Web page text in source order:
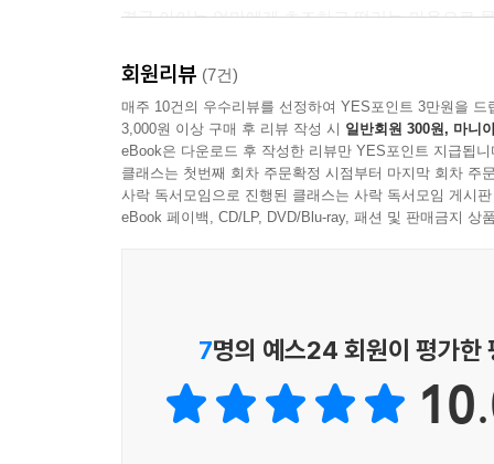
결국 아이는 엄마에게 초조하고 떨리는 마음으로
아이의 마음에는 ‘착한 아이’라는 말에 흔들리지
깨달았으니까요. 착한 아이가 되어야 한다는 걱정
회원리뷰 (7건)
매주 10건의 우수리뷰를 선정하여 YES포인트 3만원을 드
3,000원 이상 구매 후 리뷰 작성 시 일반회원 300원, 마니
eBook은 다운로드 후 작성한 리뷰만 YES포인트 지급됩니
클래스는 첫번째 회차 주문확정 시점부터 마지막 회차 주
사락 독서모임으로 진행된 클래스는 사락 독서모임 게시
eBook 페이백, CD/LP, DVD/Blu-ray, 패션 및 판매금지 상
7명의 예스24 회원이 평가한